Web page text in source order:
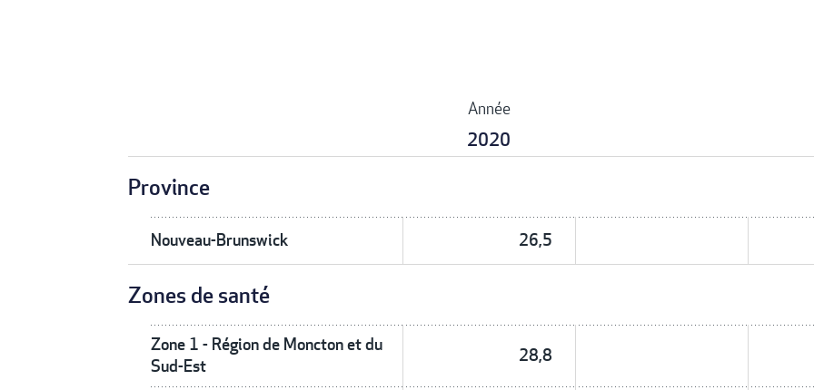
Année
2020
Province
Nouveau-Brunswick 26,5
Zones de santé
Zone 1 - Région de Moncton et du
Sud-Est
28,8